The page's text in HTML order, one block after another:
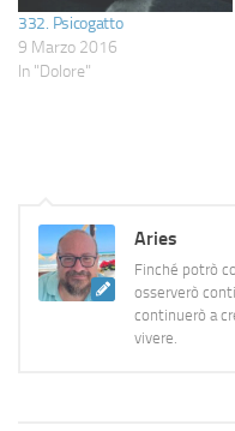
332. Psicogatto
9 Marzo 2016
In "Dolore"
Aries
Finché potrò
osserverò
continuerò a
vivere.